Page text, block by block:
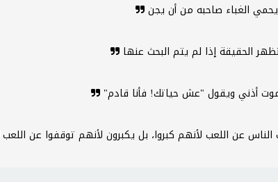
يحمي الغباء صاحبه من أن يجن
الحقيقة إذا لم يتم البحث عنها
أذني ويقول "عش حياتك! فأنا قادم"
عن اللعب لأنهم كبروا، بل يكبرون لأنهم توقفوا عن اللعب